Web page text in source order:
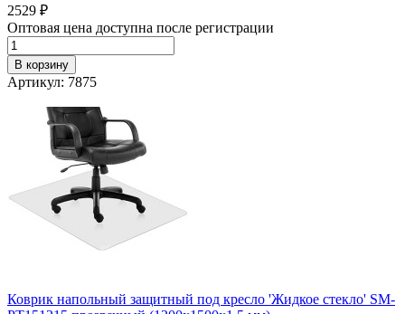
2529 ₽
Оптовая цена доступна после регистрации
В корзину
Артикул: 7875
Коврик напольный защитный под кресло 'Жидкое стекло' SM-